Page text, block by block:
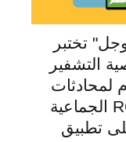
تختبر
التشفير
لمحادثات
RCS الجماعية
تطبيق